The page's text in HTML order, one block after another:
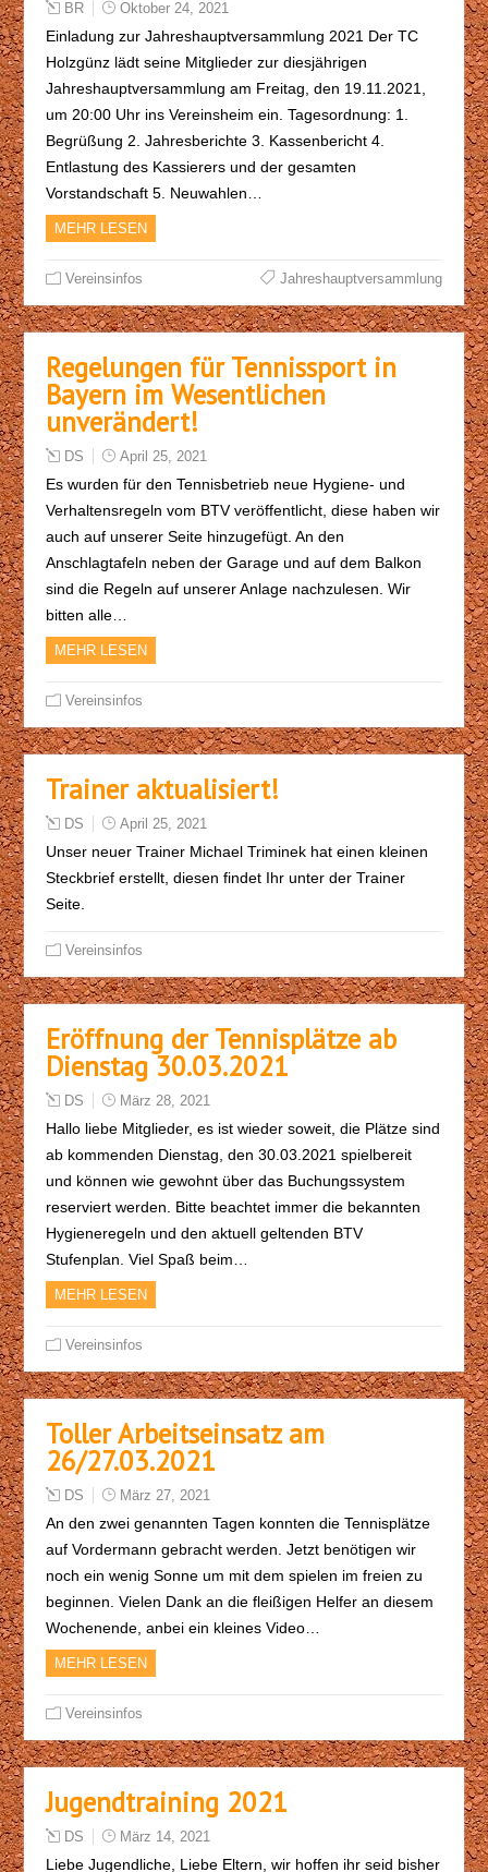
BR Oktober 24, 2021
Einladung zur Jahreshauptversammlung 2021 Der TC
Holzgünz lädt seine Mitglieder zur diesjährigen
Jahreshauptversammlung am Freitag, den 19.11.2021,
um 20:00 Uhr ins Vereinsheim ein. Tagesordnung: 1.
Begrüßung 2. Jahresberichte 3. Kassenbericht 4.
Entlastung des Kassierers und der gesamten
Vorstandschaft 5. Neuwahlen…
MEHR LESEN
Vereinsinfos Jahreshauptversammlung
Regelungen für Tennissport in
Bayern im Wesentlichen
unverändert!
DS April 25, 2021
Es wurden für den Tennisbetrieb neue Hygiene- und
Verhaltensregeln vom BTV veröffentlicht, diese haben wir
auch auf unserer Seite hinzugefügt. An den
Anschlagtafeln neben der Garage und auf dem Balkon
sind die Regeln auf unserer Anlage nachzulesen. Wir
bitten alle…
MEHR LESEN
Vereinsinfos
Trainer aktualisiert!
DS April 25, 2021
Unser neuer Trainer Michael Triminek hat einen kleinen
Steckbrief erstellt, diesen findet Ihr unter der Trainer
Seite.
Vereinsinfos
Eröffnung der Tennisplätze ab
Dienstag 30.03.2021
DS März 28, 2021
Hallo liebe Mitglieder, es ist wieder soweit, die Plätze sind
ab kommenden Dienstag, den 30.03.2021 spielbereit
und können wie gewohnt über das Buchungssystem
reserviert werden. Bitte beachtet immer die bekannten
Hygieneregeln und den aktuell geltenden BTV
Stufenplan. Viel Spaß beim…
MEHR LESEN
Vereinsinfos
Toller Arbeitseinsatz am
26/27.03.2021
DS März 27, 2021
An den zwei genannten Tagen konnten die Tennisplätze
auf Vordermann gebracht werden. Jetzt benötigen wir
noch ein wenig Sonne um mit dem spielen im freien zu
beginnen. Vielen Dank an die fleißigen Helfer an diesem
Wochenende, anbei ein kleines Video…
MEHR LESEN
Vereinsinfos
Jugendtraining 2021
DS März 14, 2021
Liebe Jugendliche, Liebe Eltern, wir hoffen ihr seid bisher